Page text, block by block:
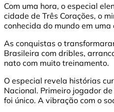
Com uma hora, o especial
cidade de Três Corações, o
conhecida do mundo em
As conquistas o
Brasileira com dribles,
nato com muito treinamento.
O especial revela histórias
Nacional. Primeiro jogador
foi único. A vibração com o